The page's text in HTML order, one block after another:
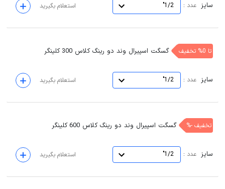
سایز عدد :
1/2" استعلام بگیرید
تا 0% تخفیف گسگت اسپیرال وند دو رینگ کلاس 300 کلینگر
سایز عدد :
1/2" استعلام بگیرید
تخفیف -% گسگت اسپیرال وند دو رینگ کلاس 600 کلینگر
سایز عدد :
1/2" استعلام بگیرید